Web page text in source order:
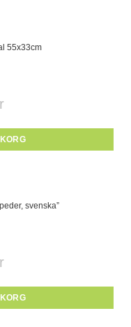
55x33cm
svenska”